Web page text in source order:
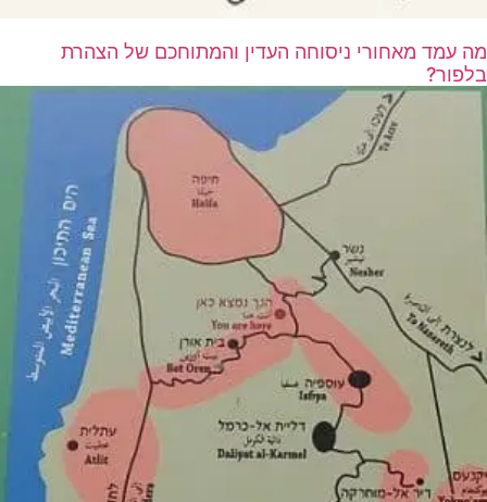
מה עמד מאחורי ניסוחה העדין והמתוחכם של הצהרת
בלפור?